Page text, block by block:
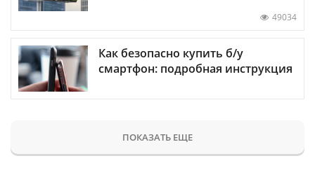
49034
Как безопасно купить б/у
смартфон: подробная инструкция
ПОКАЗАТЬ ЕЩЕ